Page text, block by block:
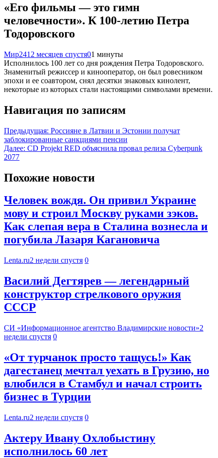
«Его фильмы — это гимн
человечности». К 100-летию Петра
Тодоровского
Мир2412 месяцев спустя01 минуты
Исполнилось 100 лет со дня рождения Петра Тодоровского.
Знаменитый режиссер и кинооператор, он был ровесником
эпохи и ее соавтором, снял десятки знаковых кинолент,
некоторые из которых стали настоящими символами времени.
Навигация по записям
Предыдущая: Россияне в Латвии и Эстонии получат
заблокированные санкциями пенсии
Далее: CD Projekt RED объяснила провал релиза Cyberpunk
2077
Похожие новости
Человек вождя. Он привил Украине
мову и строил Москву руками зэков.
Как слепая вера в Сталина вознесла и
погубила Лазаря Кагановича
Lenta.ru2 недели спустя 0
Василий Дегтярев — легендарный
конструктор стрелкового оружия
СССР
СИ «Информационное агентство Владимирские новости»2
недели спустя 0
«От турчанок просто тащусь!» Как
дагестанец мечтал уехать в Грузию, но
влюбился в Стамбул и начал строить
бизнес в Турции
Lenta.ru2 недели спустя 0
Актеру Ивану Охлобыстину
исполнилось 60 лет